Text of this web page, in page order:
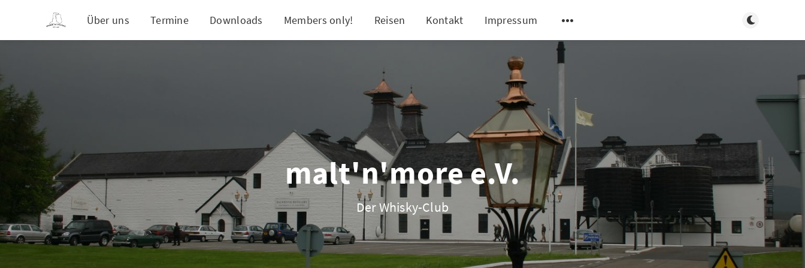
Über uns Termine Downloads Members only! Reisen Kontakt Impressum Toggle dark
malt'n'more e.V.
Der Whisky-Club